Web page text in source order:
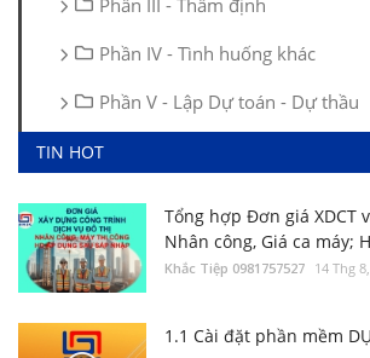
Phần III - Thẩm định
Phần IV - Tình huống khác
Phần V - Lập Dự toán - Dự thầu
TIN HOT
Tổng hợp Đơn giá XDCT
Nhân công, Giá ca máy;
thành
Khắc Tiệp 0981757527 14 Thg
1.1 Cài đặt phần mềm
3.1 Thẩm định file Dự